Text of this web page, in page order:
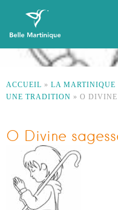
ACCUEIL » LA MARTINIQUE
UNE TRADITION » O DIVINE
O Divine